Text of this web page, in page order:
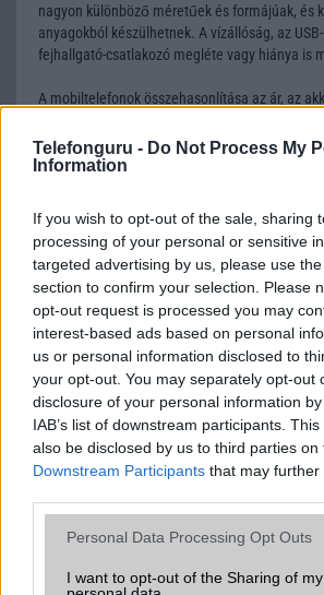
Telefonguru - Do Not Process My
Information
If you wish to opt-out of the sale, sharing
processing of your personal or sensitive
targeted advertising by us, please use
section to confirm your selection. Please
opt-out request is processed you may
interest-based ads based on personal
us or personal information disclosed to
your opt-out. You may separately opt-out
disclosure of your personal information
IAB’s list of downstream participants.
also be disclosed by us to third parties on
Downstream Participants that may
Please note that this website/app uses
not limited to your visit or usage
Personal Data Processing Opt Outs
I want to opt-out of the Sharing of my
nagyon különböző méretűek és formájúak, és
anyagokból készülhetnek. A vízállóság, az
fejhallgató-csatlakozó megléte vagy hiánya is
A mobiltelefonok összehasonlítása az ár, az
kialakítás szempontjából döntő fontosságú
szempontok kritikusak ahhoz, hogy megtaláljuk
Végül azt is fontos tudni, hogy a mobiltelefonok
során minden felhasználó egyéni
választásuk eltérhet. Azonban azok, akik
kijelző, hosszabb üzemidő, hatékony
MOBILTELEFON MÁRKÁK
Apple
Huawei